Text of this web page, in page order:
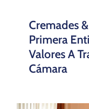
Cremades
Primera
Valores A
Cámara